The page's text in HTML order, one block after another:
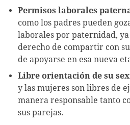
Permisos laborales
como los padres pueden
laborales por paternidad,
derecho de compartir con
de apoyarse en esa nueva
Libre orientación de su
y las mujeres son libres de
manera responsable tanto
sus parejas.